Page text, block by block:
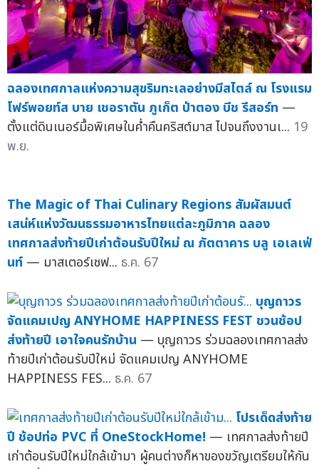
ฉลองเทศกาลแห่งความสุขริมทะเลอย่างมีสไตล์ ณ โรงแรม
โฟร์พอยท์ส บาย เชอราตัน ภูเก็ต ป่าตอง บีช รีสอร์ท —
ตั้งแต่ดินเนอร์มื้อพิเศษในค่ำคืนคริสต์มาส ไปจนถึงงานเ... 19
พ.ย.
The Magic of Thai Culinary Regions สัมผัสมนต์
เสน่ห์แห่งวัฒนธรรมอาหารไทยแต่ละภูมิภาค ฉลอง
เทศกาลส่งท้ายปีเก่าต้อนรับปีใหม่ ณ ภัตตาคาร บลู เอเลเฟ่
นท์ — มาสเตอร์เชฟ... ธ.ค. 67
บุญถาวร
จัดแคมเปญ ANYHOME HAPPINESS FEST ชวนช้อป
ส่งท้ายปี เอาใจคนรักบ้าน — บุญถาวร ร่วมฉลองเทศกาลส่ง
ท้ายปีเก่าต้อนรับปีใหม่ จัดแคมเปญ ANYHOME
HAPPINESS FES... ธ.ค. 67
โปรเด็ดส่งท้าย
ปี ช้อปท่อ PVC ที่ OneStockHome! — เทศกาลส่งท้ายปี
เก่าต้อนรับปีใหม่ใกล้เข้ามา ผู้คนต่างก็หาของขวัญเตรียมให้กัน